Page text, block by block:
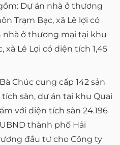
Dự án nhà ở thương
Trạm Bạc, xã Lê lợi có
nhà ở thương mại tại khu
xã Lê Lợi có diện tích 1,45
Chúc cung cấp 142 sản
sàn, dự án tại khu Quai
với diện tích sàn 24.196
thành phố Hải
đầu tư cho Công ty